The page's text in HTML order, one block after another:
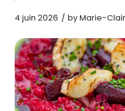
4 juin 2026 by Marie-